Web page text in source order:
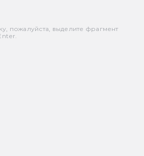
пожалуйста, выделите фрагмент